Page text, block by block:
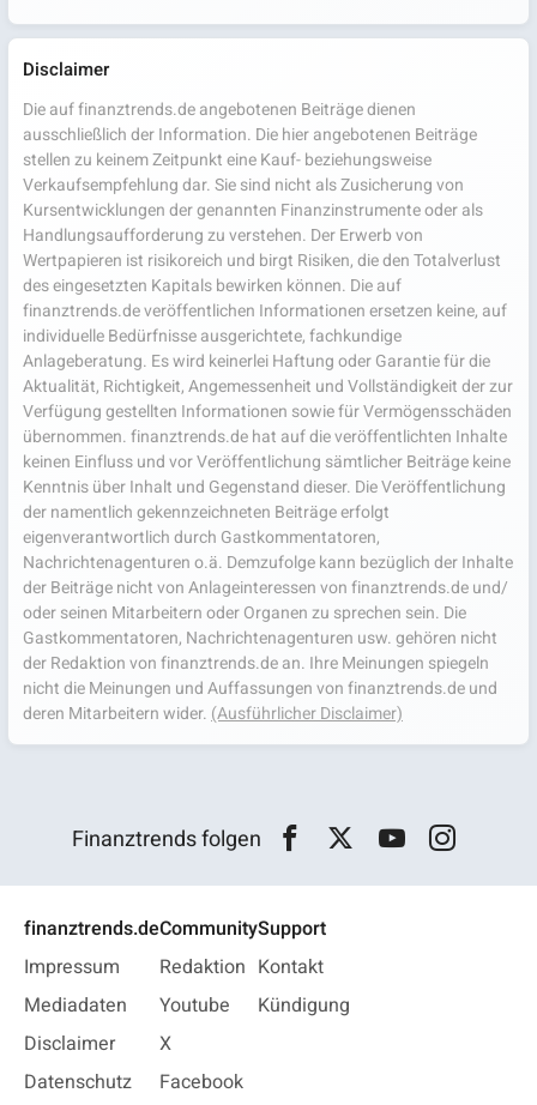
Disclaimer
Die auf finanztrends.de angebotenen Beiträge dienen
ausschließlich der Information. Die hier angebotenen Beiträge
stellen zu keinem Zeitpunkt eine Kauf- beziehungsweise
Verkaufsempfehlung dar. Sie sind nicht als Zusicherung von
Kursentwicklungen der genannten Finanzinstrumente oder als
Handlungsaufforderung zu verstehen. Der Erwerb von
Wertpapieren ist risikoreich und birgt Risiken, die den Totalverlust
des eingesetzten Kapitals bewirken können. Die auf
finanztrends.de veröffentlichen Informationen ersetzen keine, auf
individuelle Bedürfnisse ausgerichtete, fachkundige
Anlageberatung. Es wird keinerlei Haftung oder Garantie für die
Aktualität, Richtigkeit, Angemessenheit und Vollständigkeit der zur
Verfügung gestellten Informationen sowie für Vermögensschäden
übernommen. finanztrends.de hat auf die veröffentlichten Inhalte
keinen Einfluss und vor Veröffentlichung sämtlicher Beiträge keine
Kenntnis über Inhalt und Gegenstand dieser. Die Veröffentlichung
der namentlich gekennzeichneten Beiträge erfolgt
eigenverantwortlich durch Gastkommentatoren,
Nachrichtenagenturen o.ä. Demzufolge kann bezüglich der Inhalte
der Beiträge nicht von Anlageinteressen von finanztrends.de und/
oder seinen Mitarbeitern oder Organen zu sprechen sein. Die
Gastkommentatoren, Nachrichtenagenturen usw. gehören nicht
der Redaktion von finanztrends.de an. Ihre Meinungen spiegeln
nicht die Meinungen und Auffassungen von finanztrends.de und
deren Mitarbeitern wider. (Ausführlicher Disclaimer)
Finanztrends folgen
finanztrends.de
Impressum
Mediadaten
Disclaimer
Datenschutz
Community
Redaktion
Youtube
X
Facebook
Support
Kontakt
Kündigung